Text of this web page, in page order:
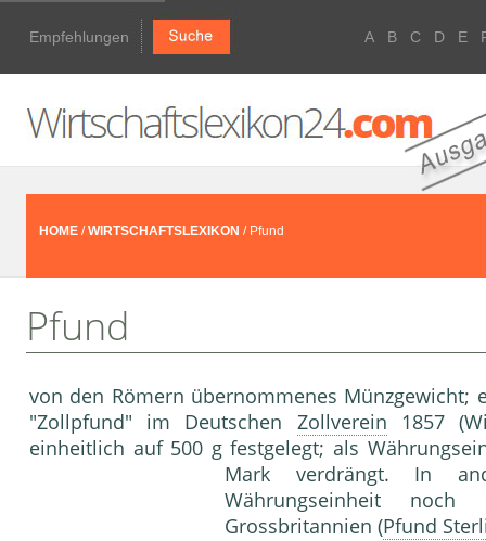
Empfehlungen A B C D E
HOME /WIRTSCHAFTSLEXIKON / Pfund
Pfund
von den Römern übernommenes Münzgewicht;
"Zollpfund" im Deutschen Zollverein 1857
einheitlich auf 500 g festgelegt; als
Mark verdrängt. In
Währungseinheit
Grossbritannien (Pfund